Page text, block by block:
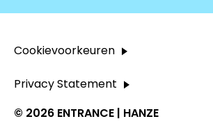
© 2026 ENTRANCE | HANZE
Cookievoorkeuren
Privacy Statement